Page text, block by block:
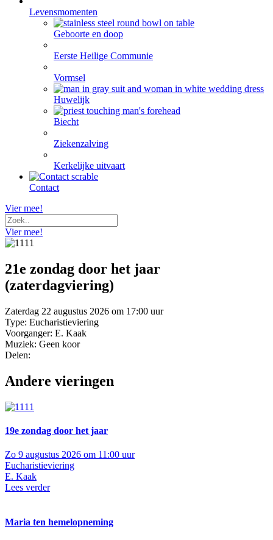
Levensmomenten
Geboorte en doop
Eerste Heilige Communie
Vormsel
Huwelijk
Biecht
Ziekenzalving
Kerkelijke uitvaart
Contact
Vier mee!
Vier mee!
21e zondag door het jaar
(zaterdagviering)
Zaterdag 22 augustus 2026 om 17:00 uur
Type: Eucharistieviering
Voorganger: E. Kaak
Muziek: Geen koor
Delen:
Andere vieringen
19e zondag door het jaar
Zo 9 augustus 2026 om 11:00 uur
Eucharistieviering
E. Kaak
Lees verder
Maria ten hemelopneming